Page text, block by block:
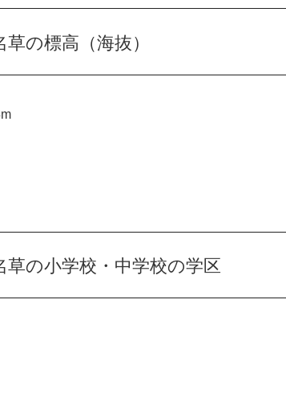
の標高（海抜）
草の小学校・中学校の学区